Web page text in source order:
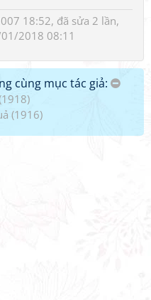
18:52, đã sửa 2 lần,
2018 08:11
cùng mục tác giả:
(1916)